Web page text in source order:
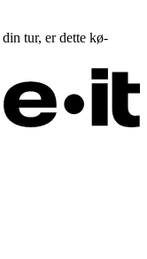
tur, er dette kø-